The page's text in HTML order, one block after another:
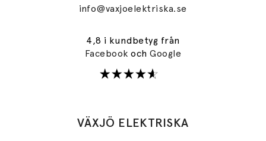
info@vaxjoelektriska.se
4,8 i kundbetyg från
FacebookochGoogle
VÄXJÖ ELEKTRISKA